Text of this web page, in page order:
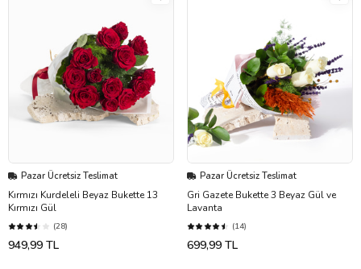
Pazar Ücretsiz Teslimat
Kırmızı Kurdeleli Beyaz Bukette 13
Kırmızı Gül
(28)
949,99 TL
Pazar Ücretsiz Teslimat
Gri Gazete Bukette 3 Beyaz Gül ve
Lavanta
(14)
699,99 TL